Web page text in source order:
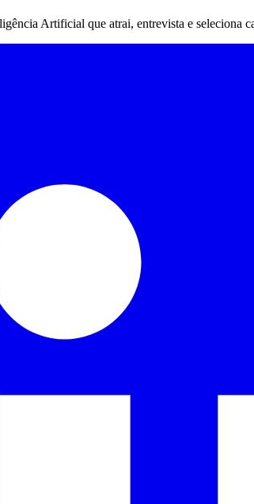
Artificial que atrai, entrevista e